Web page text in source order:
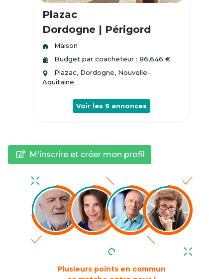
Plazac
Dordogne | Périgord
Maison
Budget par coacheteur : 86,646 €
Plazac, Dordogne, Nouvelle-
Aquitaine
Voir les 9 annonces
M'inscrire et créer mon profil
Plusieurs points en commun